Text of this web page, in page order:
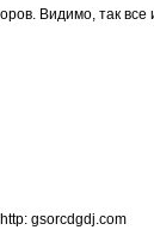
Видимо, так все
gsorcdgdj.com